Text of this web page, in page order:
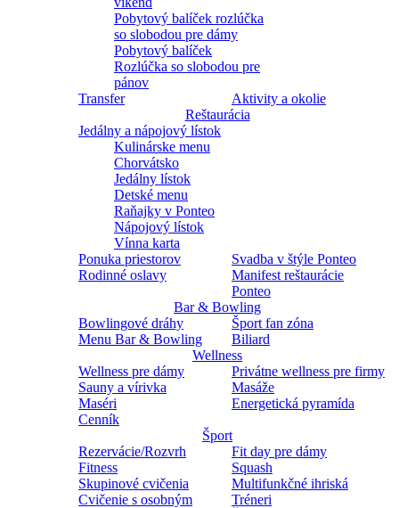
Pobytový balíček rozlúčka
so slobodou pre dámy
Pobytový balíček
Rozlúčka so slobodou pre
pánov
Transfer
Aktivity a okolie
Reštaurácia
Jedálny a nápojový lístok
Kulinárske menu
Chorvátsko
Jedálny lístok
Detské menu
Raňajky v Ponteo
Nápojový lístok
Vínna karta
Ponuka priestorov
Svadba v štýle Ponteo
Rodinné oslavy
Manifest reštaurácie
Ponteo
Bar & Bowling
Bowlingové dráhy
Šport fan zóna
Menu Bar & Bowling
Biliard
Wellness
Wellness pre dámy
Privátne wellness pre firmy
Sauny a vírivka
Masáže
Maséri
Energetická pyramída
Cenník
Šport
Rezervácie/Rozvrh
Fit day pre dámy
Fitness
Squash
Skupinové cvičenia
Multifunkčné ihriská
Cvičenie s osobným
Tréneri